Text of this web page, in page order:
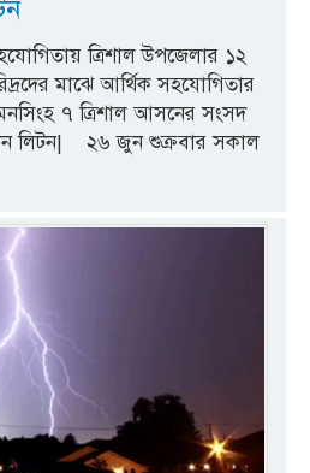
ত্রিশাল উপজেলার ১২
মাঝে আর্থিক সহযোগিতার
৭ ত্রিশাল আসনের সংসদ
লিটন| ২৬ জুন শুক্রবার সকাল